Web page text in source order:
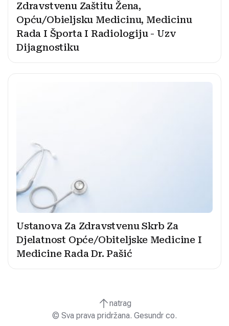
Zdravstvenu Zaštitu Žena,
Opću/Obieljsku Medicinu, Medicinu
Rada I Športa I Radiologiju - Uzv
Dijagnostiku
Ustanova Za Zdravstvenu Skrb Za
Djelatnost Opće/Obiteljske Medicine I
Medicine Rada Dr. Pašić
natrag
© Sva prava pridržana. Gesundr co.